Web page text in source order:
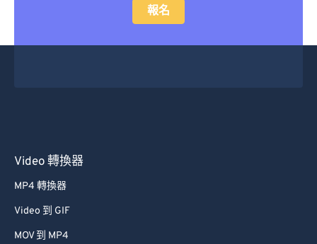
報名
Video 轉換器
MP4 轉換器
Video 到 GIF
MOV 到 MP4